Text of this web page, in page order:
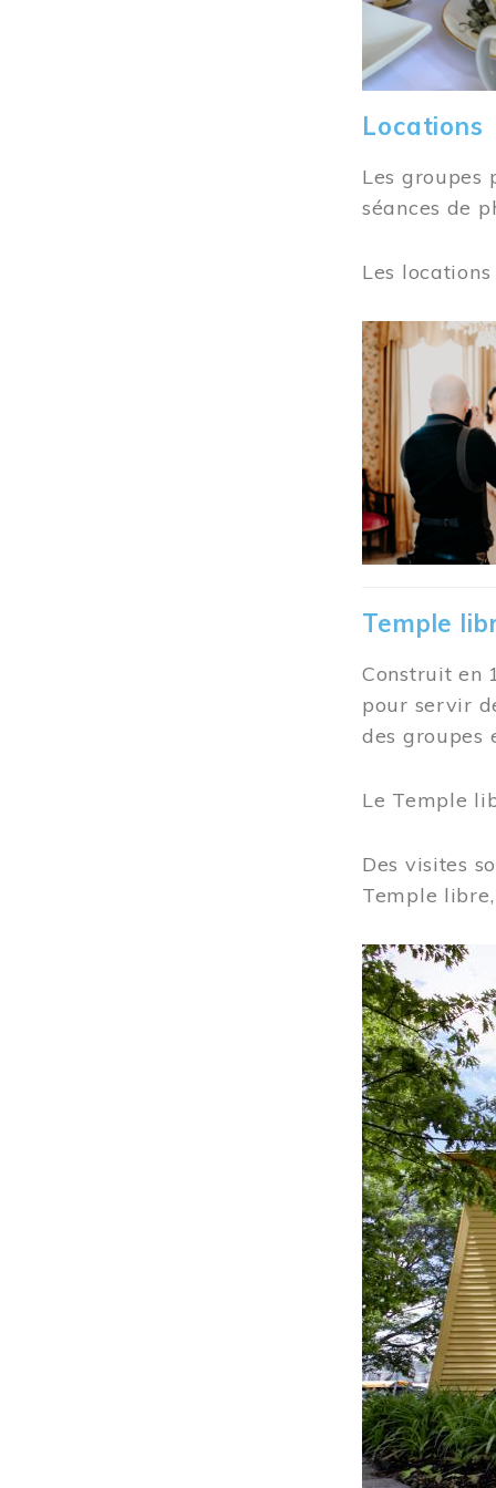
Locations
Les groupes
séances de
Les
Image
Temple
Construit en
pour servir
des groupes
Le Temple
Des visites
Temple
Image